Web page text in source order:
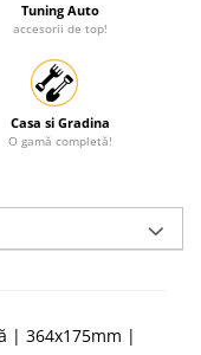
Tuning Auto
accesorii de top!
Casa si Gradina
O gamă completă!
| 364x175mm |